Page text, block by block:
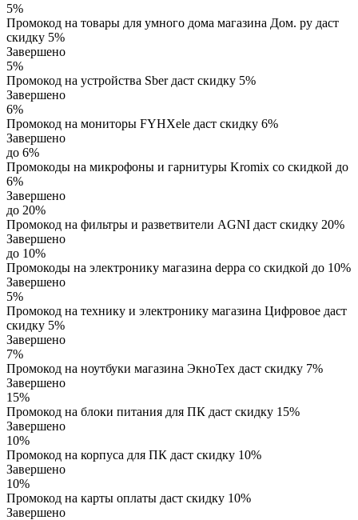
5%
Промокод на товары для умного дома магазина Дом. ру даст
скидку 5%
Завершено
5%
Промокод на устройства Sber даст скидку 5%
Завершено
6%
Промокод на мониторы FYHXele даст скидку 6%
Завершено
до 6%
Промокоды на микрофоны и гарнитуры Kromix со скидкой до
6%
Завершено
до 20%
Промокод на фильтры и разветвители AGNI даст скидку 20%
Завершено
до 10%
Промокоды на электронику магазина deppa со скидкой до 10%
Завершено
5%
Промокод на технику и электронику магазина Цифровое даст
скидку 5%
Завершено
7%
Промокод на ноутбуки магазина ЭкноТех даст скидку 7%
Завершено
15%
Промокод на блоки питания для ПК даст скидку 15%
Завершено
10%
Промокод на корпуса для ПК даст скидку 10%
Завершено
10%
Промокод на карты оплаты даст скидку 10%
Завершено